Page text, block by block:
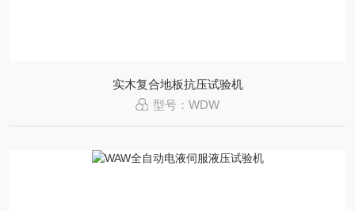
实木复合地板抗压试验机
型号：WDW